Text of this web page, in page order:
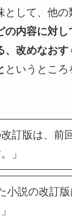
として、他
の内容に対
、改めなお
というとこ
改訂版は、前
」
小説の改訂